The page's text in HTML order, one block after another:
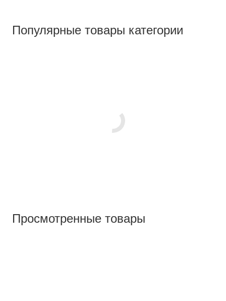
Популярные товары категории
Просмотренные товары